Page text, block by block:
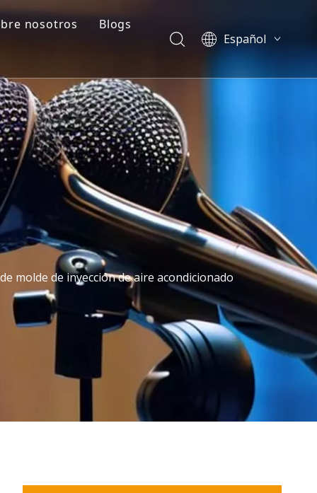
de plástico
nosotros
Preguntas frecuentes
Blogs
Casos
Vídeos
Español
العربية
molde de inyección de aire acondicionado